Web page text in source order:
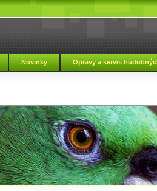
Novinky Opravy a servis